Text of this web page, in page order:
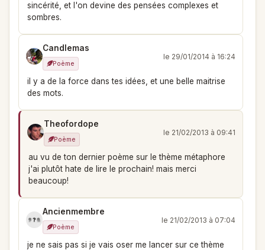
sincérité, et l'on devine des pensées complexes et
sombres.
Candlemas
Poème
le 29/01/2014 à 16:24
il y a de la force dans tes idées, et une belle maitrise
des mots.
Theofordope
Poème
le 21/02/2013 à 09:41
au vu de ton dernier poème sur le thème métaphore
j'ai plutôt hate de lire le prochain! mais merci
beaucoup!
Ancienmembre
Poème
le 21/02/2013 à 07:04
je ne sais pas si je vais oser me lancer sur ce thème